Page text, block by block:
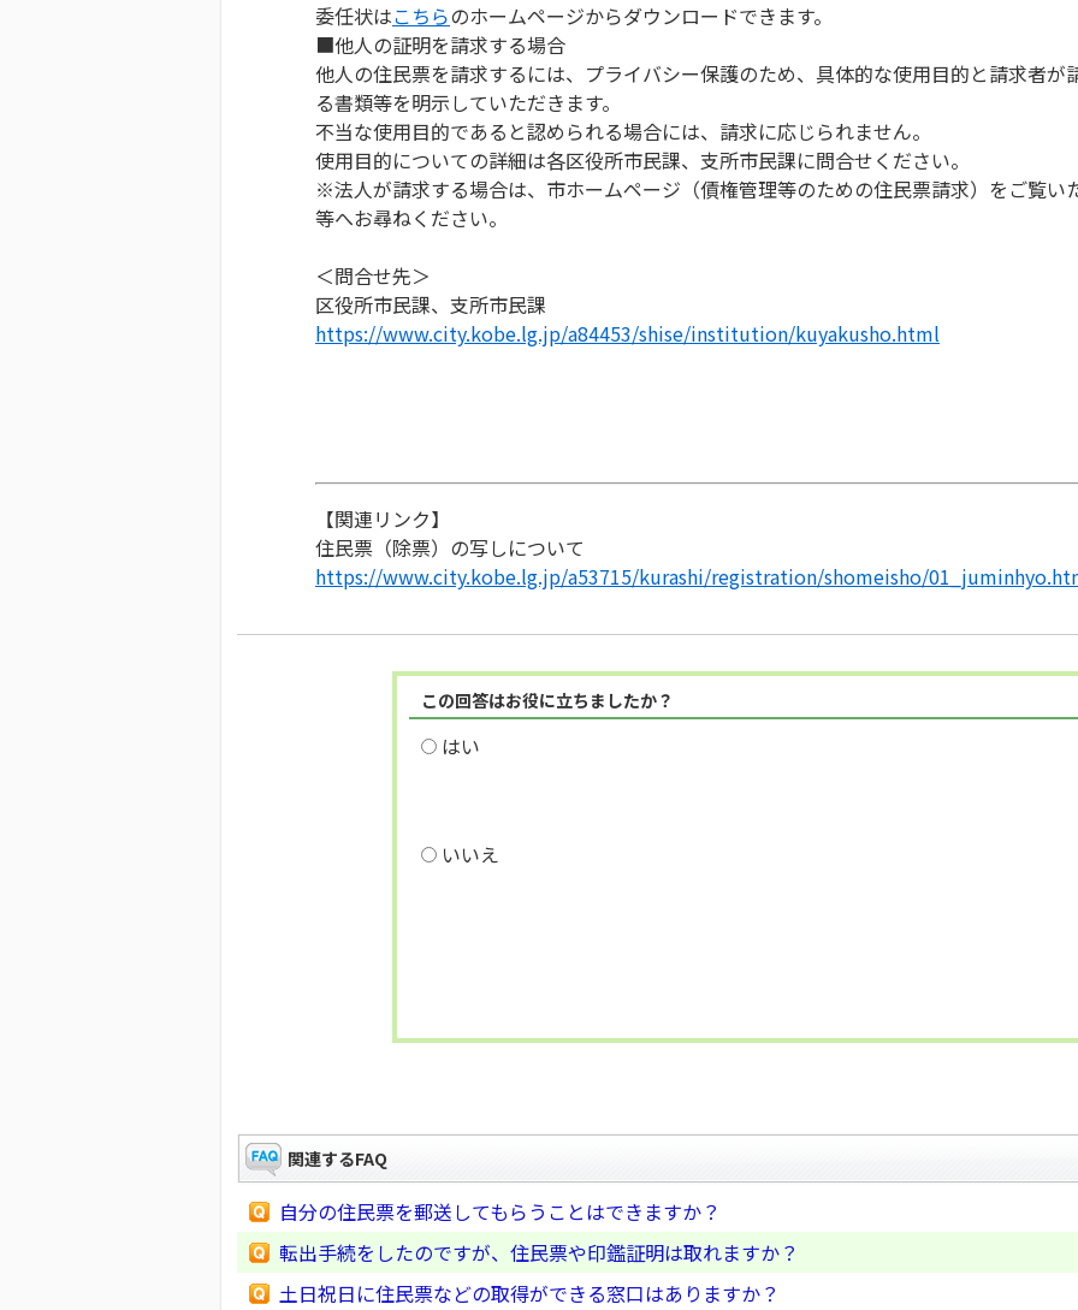
委任状はこちらのホームページからダウンロードできます。
■他人の証明を請求する場合
他人の住民票を請求するには、プライバシー保護のため、具体的な使用目的と請求者が
る書類等を明示していただきます。
不当な使用目的であると認められる場合には、請求に応じられません。
使用目的についての詳細は各区役所市民課、支所市民課に問合せください。
※法人が請求する場合は、市ホームページ（債権管理等のための住民票請求）をご覧い
等へお尋ねください。
＜問合せ先＞
区役所市民課、支所市民課
https://www.city.kobe.lg.jp/a84453/shise/institution/kuyakusho.html
【関連リンク】
住民票（除票）の写しについて
https://www.city.kobe.lg.jp/a53715/kurashi/registration/shomeisho/
この回答はお役に立ちましたか？
はい
いいえ
関連するFAQ
自分の住民票を郵送してもらうことはできますか？
転出手続をしたのですが、住民票や印鑑証明は取れますか？
土日祝日に住民票などの取得ができる窓口はありますか？